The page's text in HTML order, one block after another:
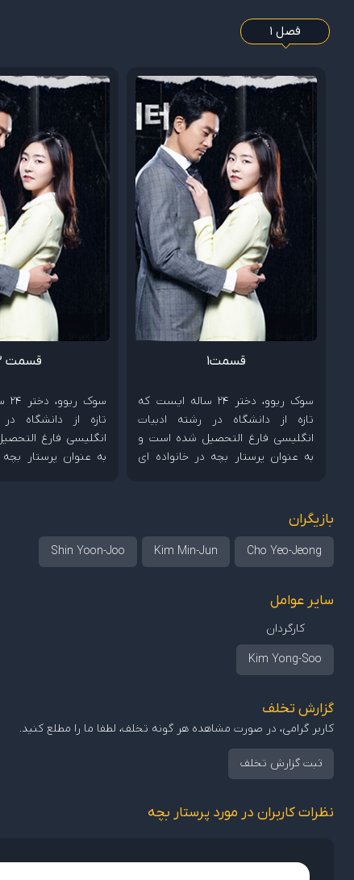
فصل 1
قسمت1
سوک ریوو، دختر 24 ساله ایست که
تازه از دانشگاه در رشته ادبیات
انگلیسی فارغ التحصیل شده است و
به عنوان پرستار بچه در خانواده ای
دختر جوان میشود.
قسمت 2
تازه از دانشگاه
انگلیسی فارغ
به عنوان پرستار
بازیگران
Cho Yeo-Jeong
Kim Min-Jun
Shin Yoon-Joo
سایر عوامل
کارگردان
Kim Yong-Soo
گزارش تخلف
کاربر گرامی، در صورت مشاهده هر گونه تخلف، لطفا ما را مطلع کنید.
ثبت گزارش تخلف
نظرات کاربران در مورد پرستار بچه